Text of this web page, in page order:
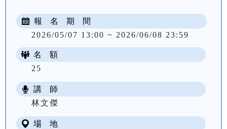
報 名 期 間
2026/05/07 13:00 ~ 2026/06/08 23:59
名 額
25
講 師
林文傑
場 地